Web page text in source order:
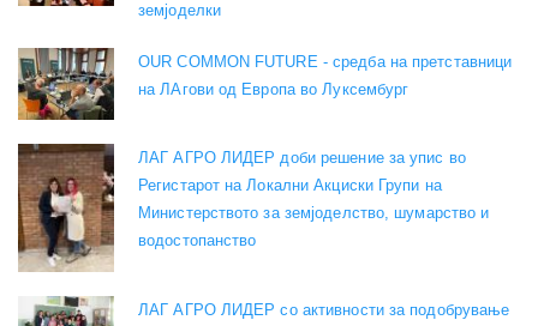
земјоделки
OUR COMMON FUTURE - средба на претставници
на ЛАгови од Европа во Луксембург
ЛАГ АГРО ЛИДЕР доби решение за упис во
Регистарот на Локални Акциски Групи на
Министерството за земјоделство, шумарство и
водостопанство
ЛАГ АГРО ЛИДЕР со активности за подобрување